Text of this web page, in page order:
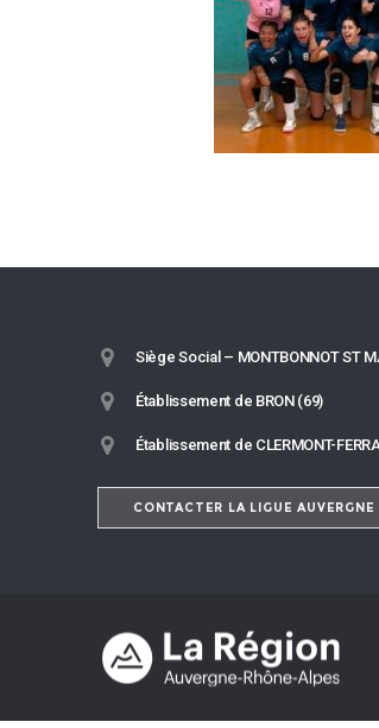
Siège Social – MONTBONNOT ST
Établissement de BRON (69)
Établissement de CLERMONT-
CONTACTER LA LIGUE